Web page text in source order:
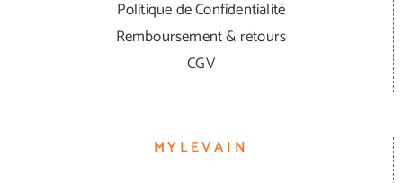
Politique de Confidentialité
Remboursement & retours
CGV
MYLEVAIN